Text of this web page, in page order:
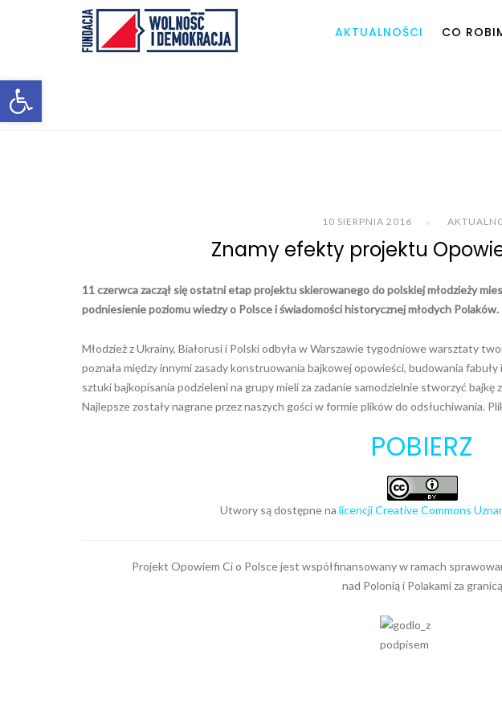
Otwórz pasek narzędzi
AKTUALNOŚCI CO
10 SIERPNIA 2016
Znamy efekty projektu
11 czerwca zaczął się ostatni etap projektu skierowanego do polskiej młodzieży
podniesienie poziomu wiedzy o Polsce i świadomości historycznej młodych Polaków.
Młodzież z Ukrainy, Białorusi i Polski odbyła w Warszawie tygodniowe warsztaty
poznała między innymi zasady konstruowania bajkowej opowieści, budowania
sztuki bajkopisania podzieleni na grupy mieli za zadanie samodzielnie stworzyć bajkę
Najlepsze zostały nagrane przez naszych gości w formie plików do odsłuchiwania.
POBIERZ
Utwory są dostępne nalicencji Creative Commons
Projekt Opowiem Ci o Polsce jest współfinansowany w ramach
nad Polonią i Polakami za granicą